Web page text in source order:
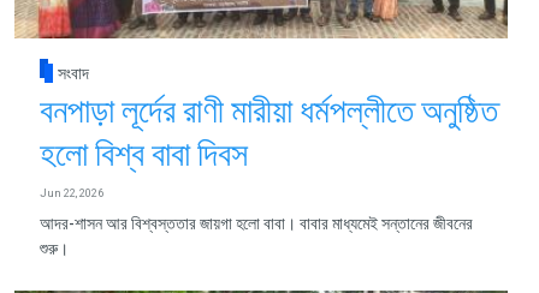
সংবাদ
বনপাড়া লূর্দের রাণী মারীয়া ধর্মপল্লীতে অনুষ্ঠিত
হলো বিশ্ব বাবা দিবস
Jun 22, 2026
আদর-শাসন আর বিশ্বস্ততার জায়গা হলো বাবা। বাবার মাধ্যমেই সন্তানের জীবনের
শুরু।